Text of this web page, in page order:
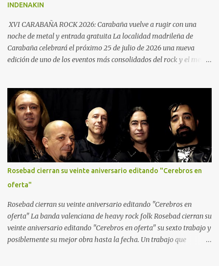
batería. En esta grabación también participó Boro Guardiola a la
guitarra y así concluye así su etapa con la banda.
INDENAKIN
XVI CARABAÑA ROCK 2026: Carabaña vuelve a rugir con una
noche de metal y entrada gratuita La localidad madrileña de
Carabaña celebrará el próximo 25 de julio de 2026 una nueva
edición de uno de los eventos más consolidados del rock y el metal
nacional en la Calle Chávarri, manteniendo además una de sus
señas de identidad más valoradas por el público: la entrada
gratuita.
Rosebad cierran su veinte aniversario editando "Cerebros en
oferta"
Rosebad cierran su veinte aniversario editando "Cerebros en
oferta" La banda valenciana de heavy rock folk Rosebad cierran su
veinte aniversario editando "Cerebros en oferta" su sexto trabajo y
posiblemente su mejor obra hasta la fecha. Un trabajo que